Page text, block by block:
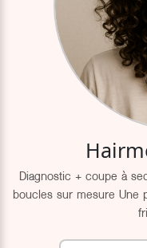
Diagnostic + coupe à
boucles sur mesure Une